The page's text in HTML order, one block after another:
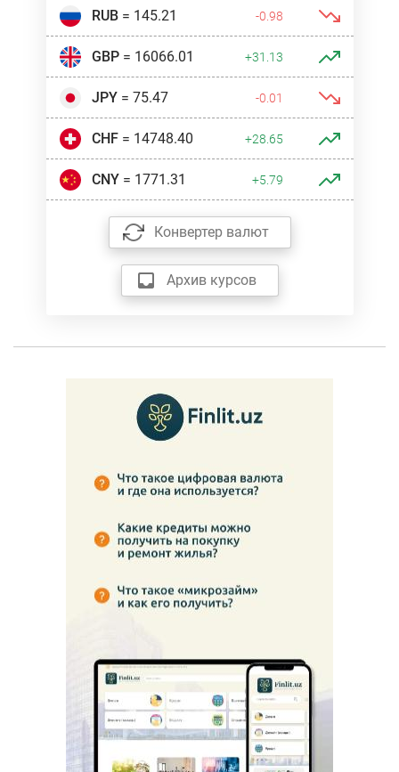
RUB= 145.21 -0.98
GBP= 16066.01 +31.13
JPY= 75.47 -0.01
CHF= 14748.40 +28.65
CNY= 1771.31 +5.79
Конвертер валют
Архив курсов